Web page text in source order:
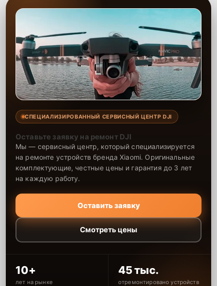
СПЕЦИАЛИЗИРОВАННЫЙ СЕРВИСНЫЙ ЦЕНТР DJI
Оставьте заявку на ремонт DJI
Мы — сервисный центр, который специализируется
на ремонте устройств бренда Xiaomi. Оригинальные
комплектующие, честные цены и гарантия до 3 лет
на каждую работу.
Оставить заявку
Смотреть цены
10+
лет на рынке
45 тыс.
отремонтировано устройств